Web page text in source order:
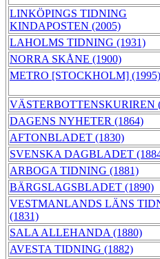
LINKÖPINGS TIDNING
KINDAPOSTEN (2005)
LAHOLMS TIDNING (1931)
NORRA SKÅNE (1900)
METRO [STOCKHOLM] (1995)
VÄSTERBOTTENSKURIREN
DAGENS NYHETER (1864)
AFTONBLADET (1830)
SVENSKA DAGBLADET
ARBOGA TIDNING (1881)
BÄRGSLAGSBLADET (1890)
VESTMANLANDS LÄNS
(1831)
SALA ALLEHANDA (1880)
AVESTA TIDNING (1882)